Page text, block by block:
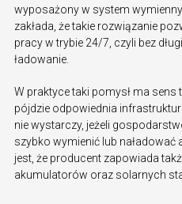
wyposażony w system
zakłada, że takie rozwiązanie
pracy w trybie 24/7, czyli bez
ładowanie.
W praktyce taki pomysł ma sens
pójdzie odpowiednia
nie wystarczy, jeżeli
szybko wymienić lub naładować
jest, że producent zapowiada
akumulatorów oraz solarnych